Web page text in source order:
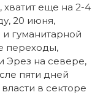
хватит еще на 2-4
20 июня,
гуманитарной
переходы,
Эрез на севере,
пяти дней
в секторе